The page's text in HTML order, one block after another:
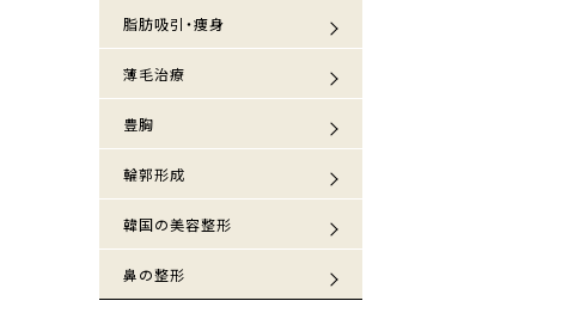
脂肪吸引・痩身
薄毛治療
豊胸
輪郭形成
韓国の美容整形
鼻の整形